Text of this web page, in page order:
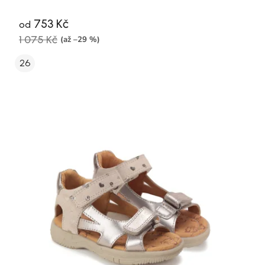
od 753 Kč
1 075 Kč (až –29 %)
26